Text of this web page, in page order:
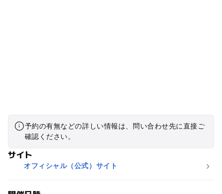
予約の有無などの詳しい情報は、問い合わせ先に直接ご
確認ください。
サイト
オフィシャル（公式）サイト